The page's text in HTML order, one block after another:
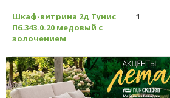
Шкаф-витрина 2д Тунис
П6.343.0.20 медовый с
золочением
1